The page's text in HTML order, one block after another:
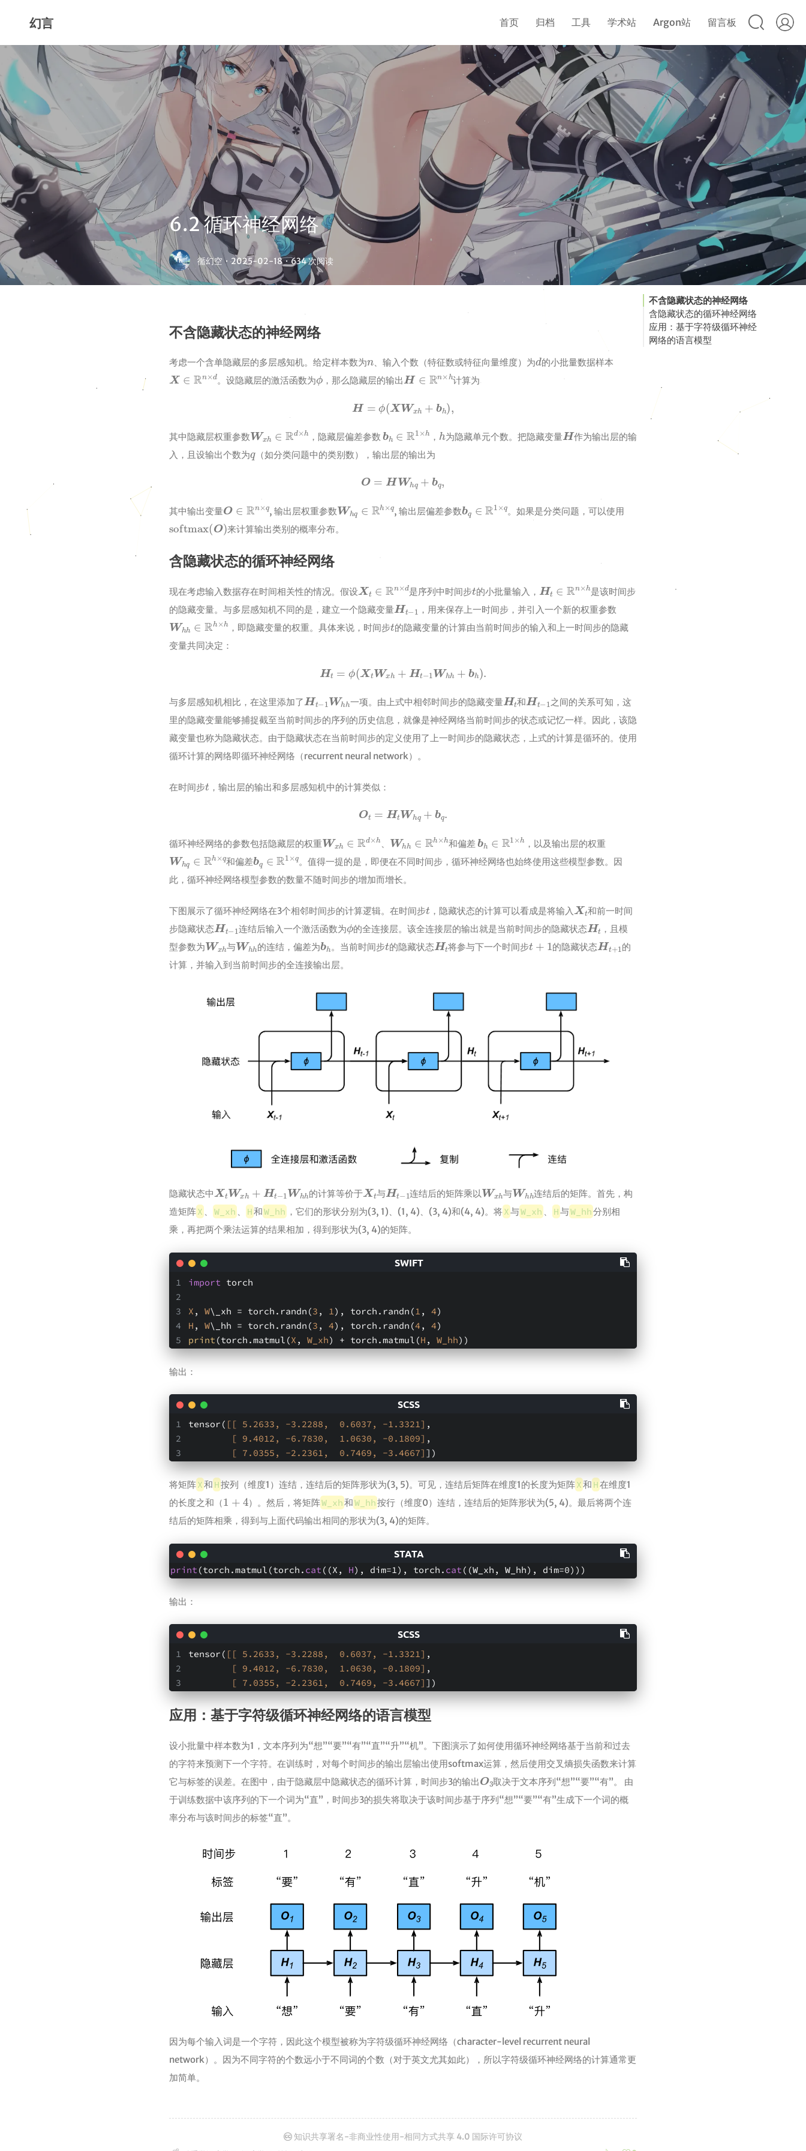
幻言 首页 归档 工具 学术站 Argon站 留言板
6.2 循环神经网络
循幻空 · 2025-02-18 · 634 次阅读
不含隐藏状态的神经网络
考虑一个含单隐藏层的多层感知机。给定样本数为 、输入个数（特征数或特征向量维度）为
d
的小批量数据样本
X∈ n×d
。设隐藏层的激活函数为
ϕ
，那么隐藏层的输出
H∈ n×h
计算为
H ϕ(XWxh b h) ,
其中隐藏层权重参数
Wx Rd×h
，隐藏层偏差参数
b R1 ×h
，
h
为隐藏单元个数。把隐藏变量
H
作为输出层的输
入，且设输出个数为 （如分类问题中的类别数），输出层的输出为
O =HWhq b q,
其中输出变量
O Rn ×q
, 输出层权重参数
Wh Rh×
, 输出层偏差参数
b ∈R 1 ×q
。如果是分类问题，可以使用
softmax (O
来计算输出类别的概率分布。
含隐藏状态的循环神经网络
现在考虑输入数据存在时间相关性的情况。假设
Xt Rn×d
是序列中时间步
t
的小批量输入，
Ht Rn×h
是该时间步
的隐藏变量。与多层感知机不同的是，建立一个隐藏变量
Ht
，用来保存上一时间步，并引入一个新的权重参数
Wh Rh×h
，即隐藏变量的权重。具体来说，时间步
t
的隐藏变量的计算由当前时间步的输入和上一时间步的隐藏
变量共同决定：
H ϕ(XtWxh H t− Whh b h) .
与多层感知机相比，在这里添加了
Ht Wh
一项。由上式中相邻时间步的隐藏变量
Ht
和
Ht
之间的关系可知，这
里的隐藏变量能够捕捉截至当前时间步的序列的历史信息，就像是神经网络当前时间步的状态或记忆一样。因此，该隐
藏变量也称为隐藏状态。由于隐藏状态在当前时间步的定义使用了上一时间步的隐藏状态，上式的计算是循环的。使用
循环计算的网络即循环神经网络（recurrent neural network）。
在时间步
t
，输出层的输出和多层感知机中的计算类似：
O =HtWhq b q
循环神经网络的参数包括隐藏层的权重
Wx Rd×h
、
Wh Rh×h
和偏差
b R1 ×h
，以及输出层的权重
Wh Rh×q
和偏差
b ∈R1 ×q
。值得一提的是，即便在不同时间步，循环神经网络也始终使用这些模型参数。因
此，循环神经网络模型参数的数量不随时间步的增加而增长。
下图展示了循环神经网络在3个相邻时间步的计算逻辑。在时间步
t
，隐藏状态的计算可以看成是将输入
Xt
和前一时间
步隐藏状态
Ht
连结后输入一个激活函数为
ϕ
的全连接层。该全连接层的输出就是当前时间步的隐藏状态
Ht
，且模
型参数为
Wx h
与
Wh h
的连结，偏差为
b
。当前时间步
t
的隐藏状态
Ht
将参与下一个时间步
t
的隐藏状态
Ht
的
计算，并输入到当前时间步的全连接输出层。
隐藏状态中
Xt Wx Ht− Wh
的计算等价于
Xt
与
Ht 1
连结后的矩阵乘以
Wx h
与
Wh h
连结后的矩阵。首先，构
造矩阵X 、 W_xh 、 H和W_hh ，它们的形状分别为(3, 1)、(1, 4)、(3, 4)和(4, 4)。将X与W_xh 、 H与W_hh分别相
乘，再把两个乘法运算的结果相加，得到形状为(3, 4)的矩阵。
import torch
X , W\_xh = torch.randn(3 , 1), torch.randn(1 , 4)
H , W\_hh = torch.randn(3 , 4), torch.randn(4 , 4)
print (torch.matmul(X , W_xh) + torch.matmul(H , W_hh))
输出：
tensor( [[ 5.2633, -3.2288,  0.6037, -1.3321] ,
[ 9.4012, -6.7830,  1.0630, -0.1809] ,
[ 7.0355, -2.2361,  0.7469, -3.4667] ])
将矩阵X和 H按列（维度1）连结，连结后的矩阵形状为(3, 5)。可见，连结后矩阵在维度1的长度为矩阵X和 H在维度1
的长度之和（
1
）。然后，将矩阵W_xh和W_hh按行（维度0）连结，连结后的矩阵形状为(5, 4)。最后将两个连
结后的矩阵相乘，得到与上面代码输出相同的形状为(3, 4)的矩阵。
print (torch.matmul(torch. cat ((X, H), dim=1), torch. cat ((W_xh, W_hh), dim=0)))
输出：
tensor( [[ 5.2633, -3.2288,  0.6037, -1.3321] ,
[ 9.4012, -6.7830,  1.0630, -0.1809] ,
[ 7.0355, -2.2361,  0.7469, -3.4667] ])
应用：基于字符级循环神经网络的语言模型
设小批量中样本数为1，文本序列为“想”“要”“有”“直”“升”“机”。下图演示了如何使用循环神经网络基于当前和过去
的字符来预测下一个字符。在训练时，对每个时间步的输出层输出使用softmax运算，然后使用交叉熵损失函数来计算
它与标签的误差。在图中，由于隐藏层中隐藏状态的循环计算，时间步3的输出
O3
取决于文本序列“想”“要”“有”。 由
于训练数据中该序列的下一个词为“直”，时间步3的损失将取决于该时间步基于序列“想”“要”“有”生成下一个词的概
率分布与该时间步的标签“直”。
因为每个输入词是一个字符，因此这个模型被称为字符级循环神经网络（character-level recurrent neural
network）。因为不同字符的个数远小于不同词的个数（对于英文尤其如此），所以字符级循环神经网络的计算通常更
加简单。
知识共享署名-非商业性使用-相同方式共享 4.0 国际许可协议
不含隐藏状态的神经网络
含隐藏状态的循环神经网络
应用：基于字符级循环神经
网络的语言模型